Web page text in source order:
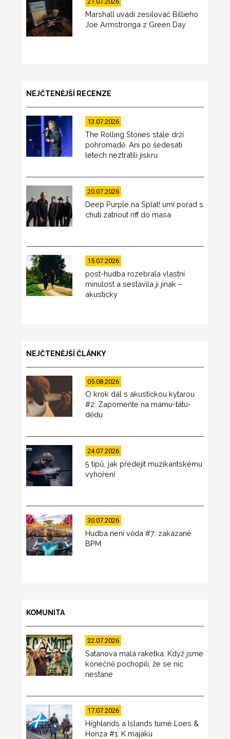
Marshall uvádí zesilovač Billieho
Joe Armstronga z Green Day
NEJČTENĚJŠÍ RECENZE
13.07.2026
The Rolling Stones stále drží
pohromadě. Ani po šedesáti
letech neztratili jiskru
20.07.2026
Deep Purple na Splat! umí pořád s
chutí zatnout riff do masa
15.07.2026
post-hudba rozebrala vlastní
minulost a sestavila ji jinak –
akusticky
NEJČTENĚJŠÍ ČLÁNKY
05.08.2026
O krok dál s akustickou kytarou
#2: Zapomeňte na mámu-tátu-
dědu
24.07.2026
5 tipů, jak předejít muzikantskému
vyhoření
30.07.2026
Hudba není věda #7: zakázané
BPM
KOMUNITA
22.07.2026
Satanova malá raketka: Když jsme
konečně pochopili, že se nic
nestane
17.07.2026
Highlands a Islands turné Loes &
Honza #1: K majáku